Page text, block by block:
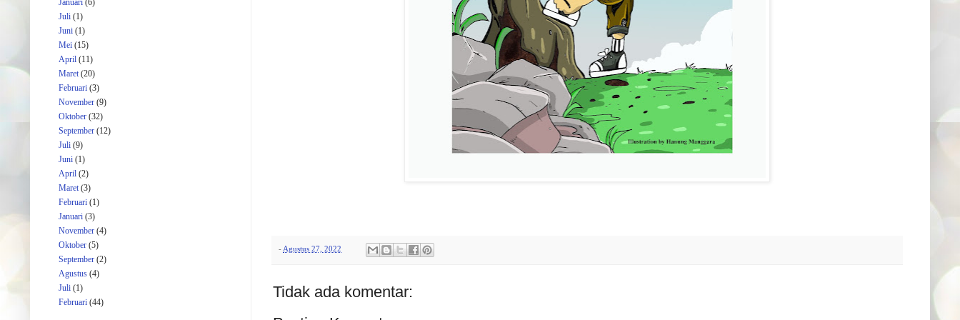
- Agustus 27, 2022
Tidak ada komentar:
Januari (6)
Juli (1)
Juni (1)
Mei (15)
April (11)
Maret(20)
Februari (3)
November (9)
Oktober (32)
September (12)
Juli (9)
Juni (1)
April (2)
Maret(3)
Februari (1)
Januari (3)
November (4)
Oktober (5)
September (2)
Agustus (4)
Juli (1)
Februari (44)